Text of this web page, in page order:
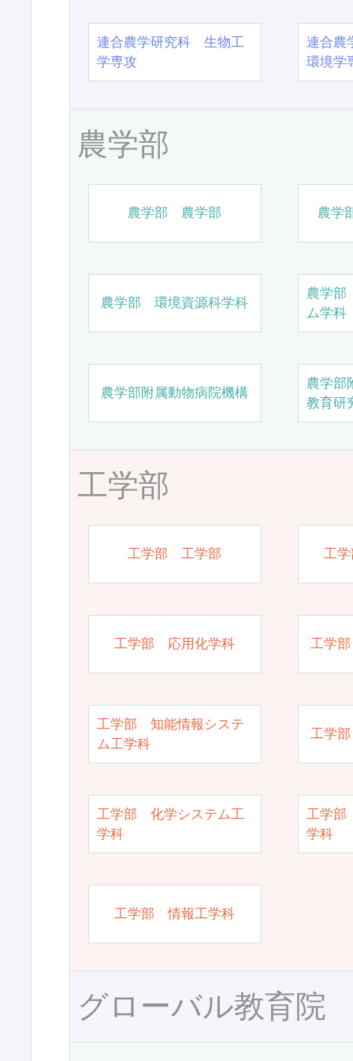
連合農学研究科 生物工
学専攻
連合農
環境学
農学部
農学部 農学部 農学
農学部 環境資源科学科
農学
ム学科
農学部附属動物病院機構
農学部
教育研
工学部
工学部 工学部 工
工学部 応用化学科 工学
工学部 知能情報システ
ム工学科
工学
工学部 化学システム工
学科
工学部
学科
工学部 情報工学科
グローバル教育院